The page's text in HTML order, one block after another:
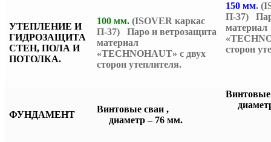
УТЕПЛЕНИЕ И
ГИДРОЗАЩИТА
СТЕН, ПОЛА И
ПОТОЛКА.
100 мм.(ISOVER каркас
П-37) Паро и ветрозащита
материал
«TECHNOHAUT» с двух
сторон утеплителя.
150 мм.
П-37)
материал
сторон
ФУНДАМЕНТ
Винтовые сваи ,
диаметр – 76 мм.